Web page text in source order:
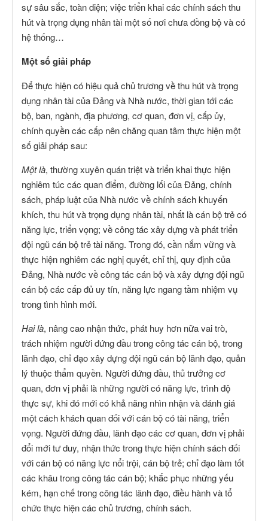
sự sâu sắc, toàn diện; việc triển khai các chính sách thu
hút và trọng dụng nhân tài một số nơi chưa đồng bộ và có
hệ thống…
Một số giải pháp
Để thực hiện có hiệu quả chủ trương về thu hút và trọng
dụng nhân tài của Đảng và Nhà nước, thời gian tới các
bộ, ban, ngành, địa phương, cơ quan, đơn vị, cấp ủy,
chính quyền các cấp nên chăng quan tâm thực hiện một
số giải pháp sau:
Một là, thường xuyên quán triệt và triển khai thực hiện
nghiêm túc các quan điểm, đường lối của Đảng, chính
sách, pháp luật của Nhà nước về chính sách khuyến
khích, thu hút và trọng dụng nhân tài, nhất là cán bộ trẻ có
năng lực, triển vọng; về công tác xây dựng và phát triển
đội ngũ cán bộ trẻ tài năng. Trong đó, cần nắm vững và
thực hiện nghiêm các nghị quyết, chỉ thị, quy định của
Đảng, Nhà nước về công tác cán bộ và xây dựng đội ngũ
cán bộ các cấp đủ uy tín, năng lực ngang tầm nhiệm vụ
trong tình hình mới.
Hai là, nâng cao nhận thức, phát huy hơn nữa vai trò,
trách nhiệm người đứng đầu trong công tác cán bộ, trong
lãnh đạo, chỉ đạo xây dựng đội ngũ cán bộ lãnh đạo, quản
lý thuộc thẩm quyền. Người đứng đầu, thủ trưởng cơ
quan, đơn vị phải là những người có năng lực, trình độ
thực sự, khi đó mới có khả năng nhìn nhận và đánh giá
một cách khách quan đối với cán bộ có tài năng, triển
vọng. Người đứng đầu, lãnh đạo các cơ quan, đơn vị phải
đổi mới tư duy, nhận thức trong thực hiện chính sách đối
với cán bộ có năng lực nổi trội, cán bộ trẻ; chỉ đạo làm tốt
các khâu trong công tác cán bộ; khắc phục những yếu
kém, hạn chế trong công tác lãnh đạo, điều hành và tổ
chức thực hiện các chủ trương, chính sách.